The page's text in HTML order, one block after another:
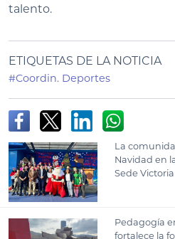
talento.
ETIQUETAS DE LA NOTICIA
#Coordin. Deportes
La
Navidad en
Sede Victoria
Pedagogía
fortalece la